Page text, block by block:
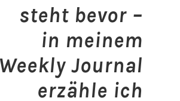
steht bevor –
in meinem
Weekly Journal
erzähle ich